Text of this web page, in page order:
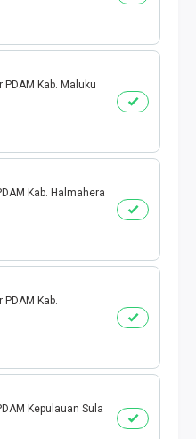
PDAM Kab. Maluku
Kab. Halmahera
PDAM Kab.
Kepulauan Sula